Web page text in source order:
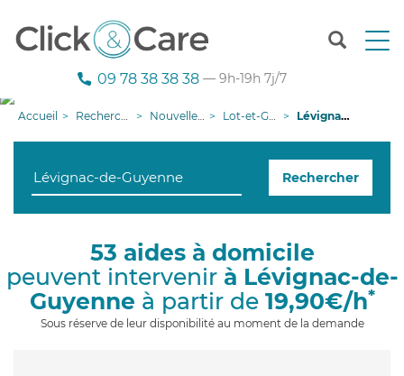
T
n
g
i
09 78 38 38 38 — 9h-19h 7j/7
Accueil Recherche aide à domicile Nouvelle-Aquitaine Lot-et-Garonne Lévignac-de-Guyenne
Rechercher
53 aides à domicile
peuvent intervenir à Lévignac-de-
Guyenne à partir de 19,90€/h*
Sous réserve de leur disponibilité au moment de la demande